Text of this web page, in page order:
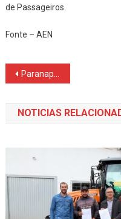
de Passageiros.
Fonte – AEN
Navegação
de
Post
Paranaprevidência recupera R$ 620 milhões com compensação previdenciária em 2024
NOTICIAS